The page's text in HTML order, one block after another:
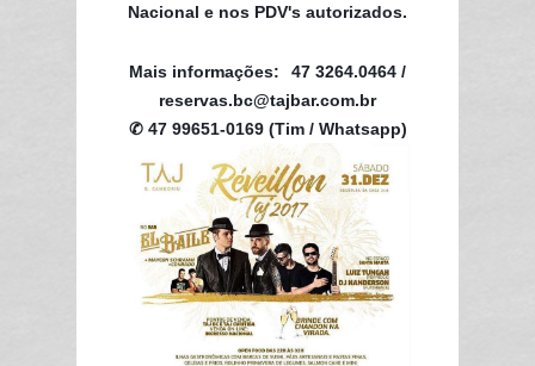
Nacional e nos PDV's autorizados.
Mais informações:
47 3264.0464 /
reservas.bc@tajbar.com.br
✆ 47 99651-0169 (Tim / Whatsapp)